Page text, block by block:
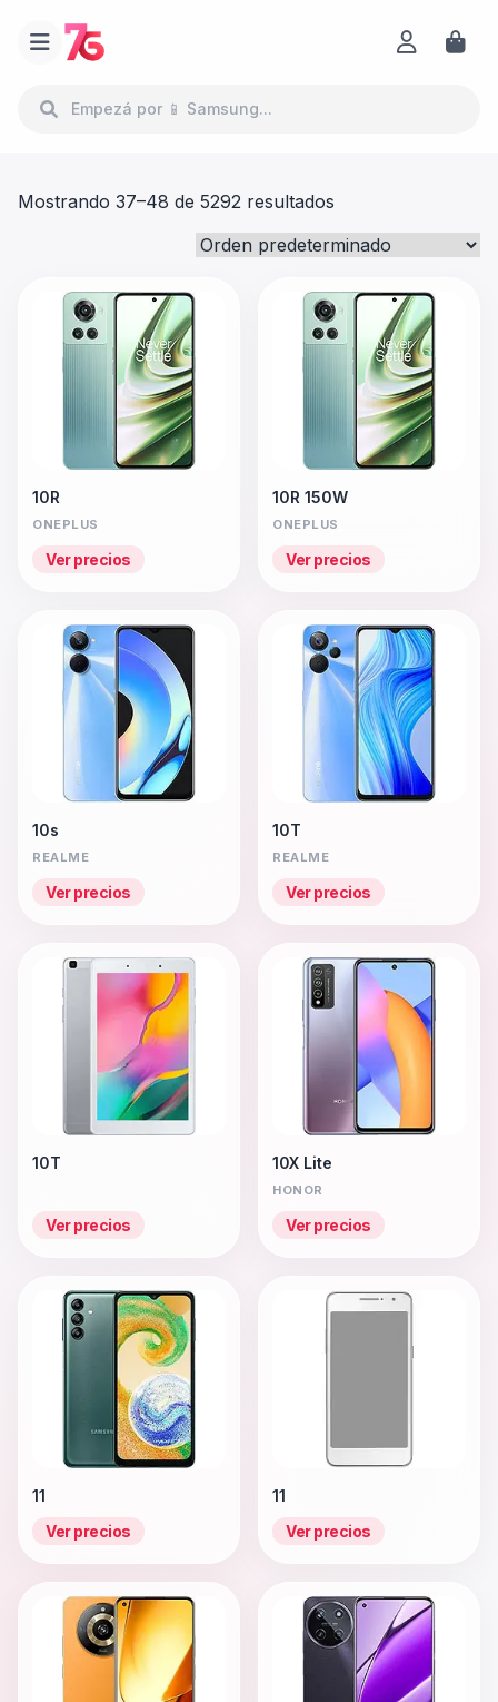
Mostrando 37–48 de 5292 resultados
10R
ONEPLUS
Ver precios
10R 150W
ONEPLUS
Ver precios
10s
REALME
Ver precios
10T
REALME
Ver precios
10T
Ver precios
10X Lite
HONOR
Ver precios
11
Ver precios
11
Ver precios